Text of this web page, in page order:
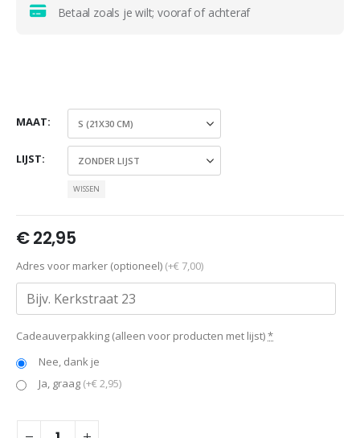
Betaal zoals je wilt; vooraf of achteraf
MAAT
LIJST
WISSEN
€22,95
Adres voor marker (optioneel) (+€ 7,00)
Cadeauverpakking (alleen voor producten met lijst)*
Nee, dank je
Ja, graag (+€ 2,95)